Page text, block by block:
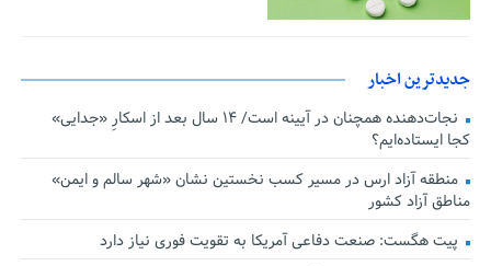
جدیدترین اخبار
نجات‌دهنده‌ همچنان در آیینه است/ ۱۴ سال بعد از اسکارِ «جدایی»
کجا ایستاده‌ایم؟
منطقه آزاد ارس در مسیر کسب نخستین نشان «شهر سالم و ایمن»
مناطق آزاد کشور
پیت هگست: صنعت دفاعی آمریکا به تقویت فوری نیاز دارد